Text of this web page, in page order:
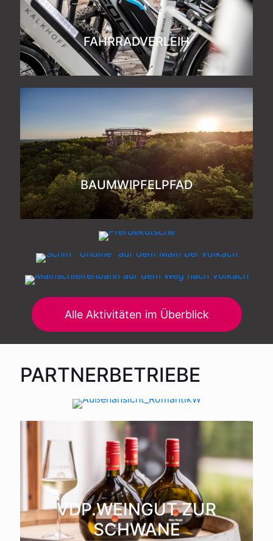
FAHRRADVERLEIH
BAUMWIPFELPFAD
REIT- UND KUTSCHFAHRT
SCHIFFFAHRT AUF DEM MAIN
MAINSCHLEIFENBAHN
Alle Aktivitäten im Überblick
PARTNERBETRIEBE
SCHWANE
VDP.WEINGUT ZUR
SCHWANE